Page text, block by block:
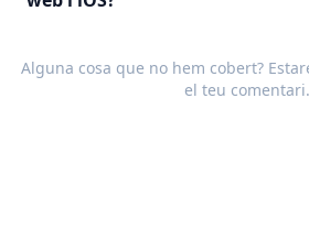
Alguna cosa que no hem cobert?
el teu comentari.